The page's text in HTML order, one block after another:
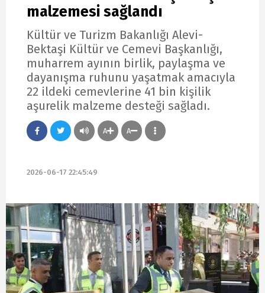
malzemesi sağlandı
Kültür ve Turizm Bakanlığı Alevi-
Bektaşi Kültür ve Cemevi Başkanlığı,
muharrem ayının birlik, paylaşma ve
dayanışma ruhunu yaşatmak amacıyla
22 ildeki cemevlerine 41 bin kişilik
aşurelik malzeme desteği sağladı.
A A
2026-06-17 22:45:49